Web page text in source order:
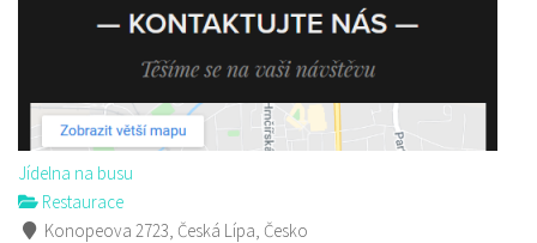
Jídelna na busu
Restaurace
Konopeova 2723, Česká Lípa, Česko